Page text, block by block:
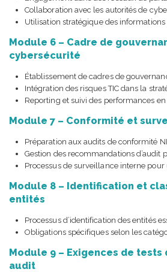
Collaboration avec les autorités de
Utilisation stratégique des informations
Module 6 – Cadre de
cybersécurité
Établissement de cadres de
Intégration des risques TIC dans la
Reporting et suivi des performances
Module 7 – Conformité et
Préparation aux audits de conformité
Gestion des recommandations d’audit
Processus de surveillance interne
Module 8 – Identification et
entités
Processus d’identification des entités
Obligations spécifiques selon les
Module 9 – Exigences de
audit